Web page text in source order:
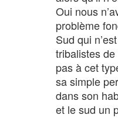
Oui nous
problème
Sud qui
tribalistes
pas à cet
sa simple
dans son
et le sud un